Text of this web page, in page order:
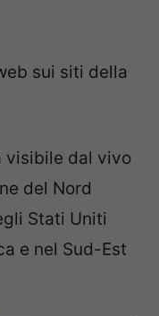
sui siti della
visibile dal vivo
del Nord
Stati Uniti
e nel Sud-Est